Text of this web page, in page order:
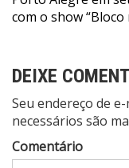
de
com o show “Bloco
DEIXE
Seu endereço de
necessários são
Comentário